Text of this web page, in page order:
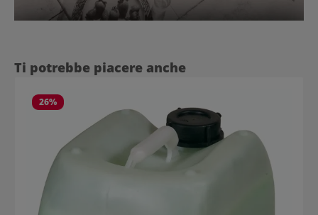
Salta la galleria dei prodotti
Ti potrebbe piacere anche
26%